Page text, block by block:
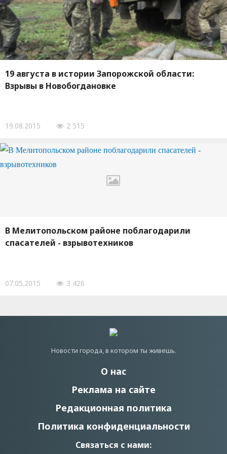
19 августа в истории Запорожской области:
Взрывы в Новобогдановке
19.08.2015 2 515
В Мелитопольском районе поблагодарили
спасателей - взрывотехников
07.05.2015 3 426
Новости города, в котором ты живешь.
О нас
Реклама на сайте
Редакционная политика
Политика конфиденциальности
Связаться с нами: